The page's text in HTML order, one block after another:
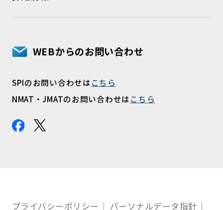
WEBからのお問い合わせ
SPIのお問い合わせはこちら
NMAT・JMATのお問い合わせはこちら
プライバシーポリシー パーソナルデータ指針